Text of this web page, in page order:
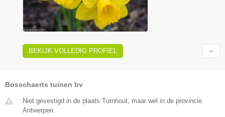
BEKIJK VOLLEDIG PROFIEL
Bosschaerts tuinen bv
Niet gevestigd in de plaats Turnhout, maar wel in de provincie
Antwerpen.